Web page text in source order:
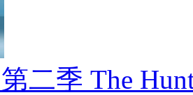
二季 The